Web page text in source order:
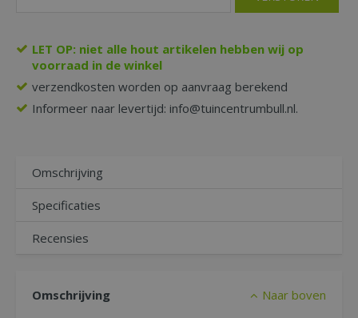
LET OP: niet alle hout artikelen hebben wij op
voorraad in de winkel
verzendkosten worden op aanvraag berekend
Informeer naar levertijd: info@tuincentrumbull.nl.
Omschrijving
Specificaties
Recensies
Omschrijving Naar boven